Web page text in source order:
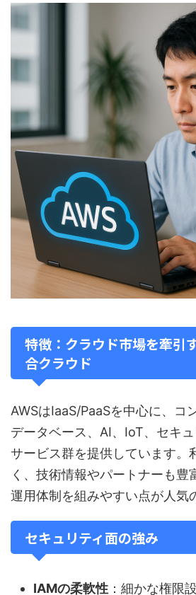
特徴：クラウド市場を牽引
合クラウド
AWSはIaaS/PaaSを中心に、コ
データベース、AI、IoT、セキ
サービス群を提供しています。
く、技術情報やパートナーも豊
運用体制を組みやすい点が人気
セキュリティ面の強み
IAMの柔軟性 ：細かな権限